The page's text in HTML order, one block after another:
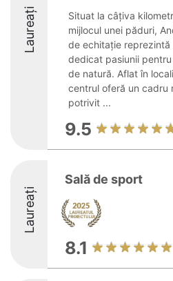
Laureați
Situat la câțiva
mijlocul unei păduri,
de echitație reprezintă
dedicat pasiunii
de natură. Aflat în
centrul oferă un cadru
potrivit ...
9.5
Laureați
Sală de sport
8.1